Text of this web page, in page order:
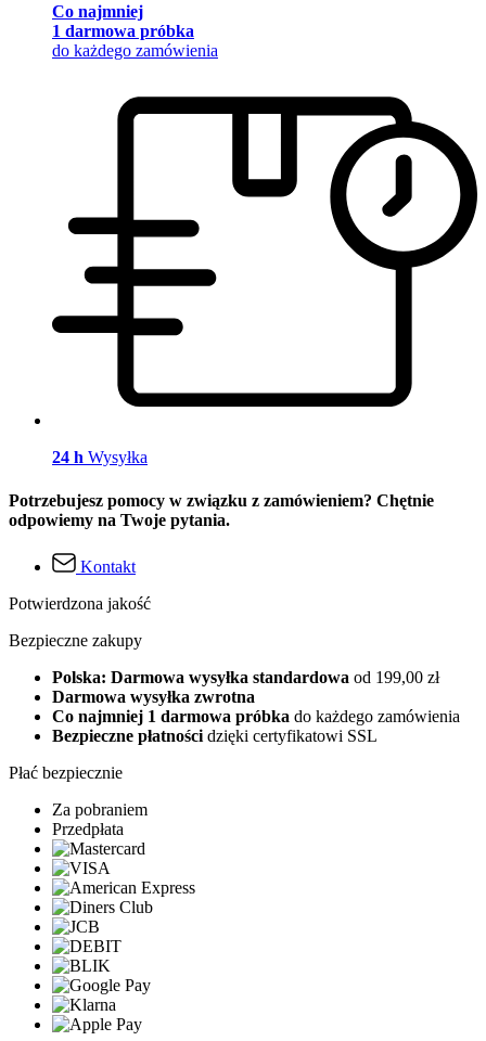
Co najmniej
1 darmowa próbka
do każdego zamówienia
24 h Wysyłka
Potrzebujesz pomocy w związku z zamówieniem? Chętnie
odpowiemy na Twoje pytania.
Kontakt
Potwierdzona jakość
Bezpieczne zakupy
Polska: Darmowa wysyłka standardowa od 199,00 zł
Darmowa wysyłka zwrotna
Co najmniej 1 darmowa próbka do każdego zamówienia
Bezpieczne płatności dzięki certyfikatowi SSL
Płać bezpiecznie
Za pobraniem
Przedpłata